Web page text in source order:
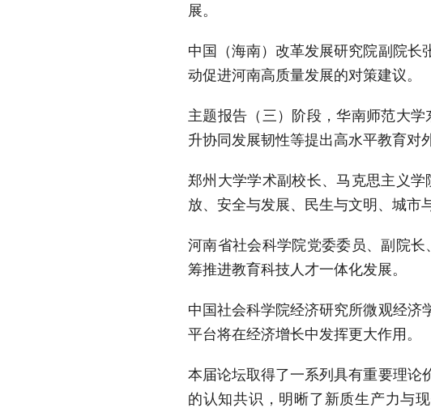
展。
中国（海南）改革发展研究院副院长
动促进河南高质量发展的对策建议。
主题报告（三）阶段，华南师范大
升协同发展韧性等提出高水平教育对
郑州大学学术副校长、马克思主义
放、安全与发展、民生与文明、城市
河南省社会科学院党委委员、副院
筹推进教育科技人才一体化发展。
中国社会科学院经济研究所微观经济
平台将在经济增长中发挥更大作用。
本届论坛取得了一系列具有重要理论
的认知共识，明晰了新质生产力与